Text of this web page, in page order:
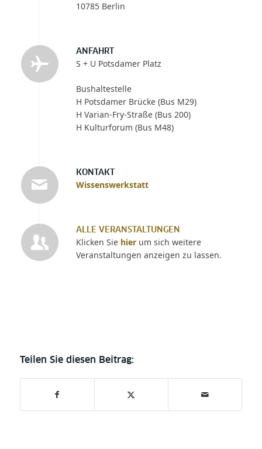
10785 Berlin
ANFAHRT
S + U Potsdamer Platz
Bushaltestelle
H Potsdamer Brücke (Bus M29)
H Varian-Fry-Straße (Bus 200)
H Kulturforum (Bus M48)
KONTAKT
Wissenswerkstatt
ALLE VERANSTALTUNGEN
Klicken Sie hierum sich weitere
Veranstaltungen anzeigen zu lassen.